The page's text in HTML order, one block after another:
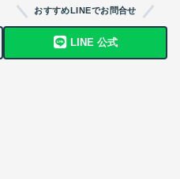
おすすめLINEでお問合せ
LINE 公式